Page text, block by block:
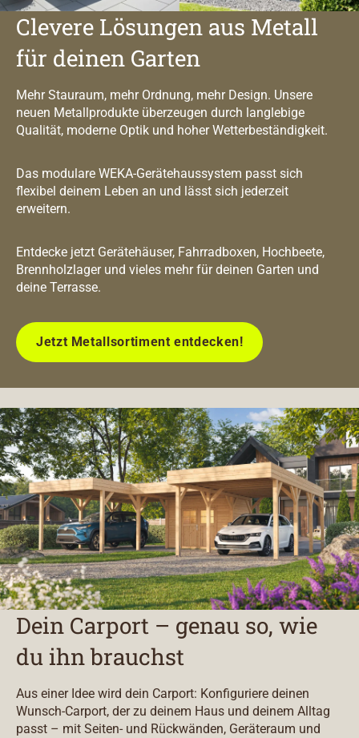
Clevere Lösungen aus Metall
für deinen Garten
Mehr Stauraum, mehr Ordnung, mehr Design. Unsere
neuen Metallprodukte überzeugen durch langlebige
Qualität, moderne Optik und hoher Wetterbeständigkeit.
Das modulare WEKA-Gerätehaussystem passt sich
flexibel deinem Leben an und lässt sich jederzeit
erweitern.
Entdecke jetzt Gerätehäuser, Fahrradboxen, Hochbeete,
Brennholzlager und vieles mehr für deinen Garten und
deine Terrasse.
Jetzt Metallsortiment entdecken!
Dein Carport – genau so, wie
du ihn brauchst
Aus einer Idee wird dein Carport: Konfiguriere deinen
Wunsch-Carport, der zu deinem Haus und deinem Alltag
passt – mit Seiten- und Rückwänden, Geräteraum und